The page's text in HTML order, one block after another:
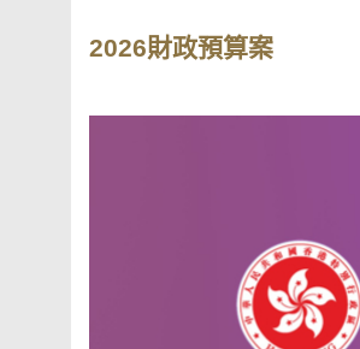
2026財政預算案